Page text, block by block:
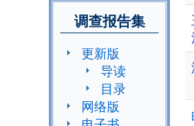
调查报告集
更新版
导读
目录
网络版